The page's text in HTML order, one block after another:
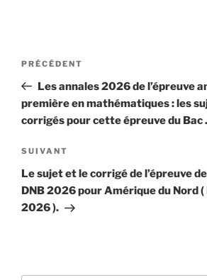
Navigation
l’article
Article
précédent
PRÉCÉDENT
Les annales 2026 de l’épreuve
première en mathématiques : les
corrigés pour cette épreuve du Bac .
Article
suivant
SUIVANT
Le sujet et le corrigé de l’épreuve
DNB 2026 pour Amérique du Nord
2026 ).